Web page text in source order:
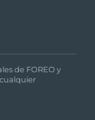
de FOREO y